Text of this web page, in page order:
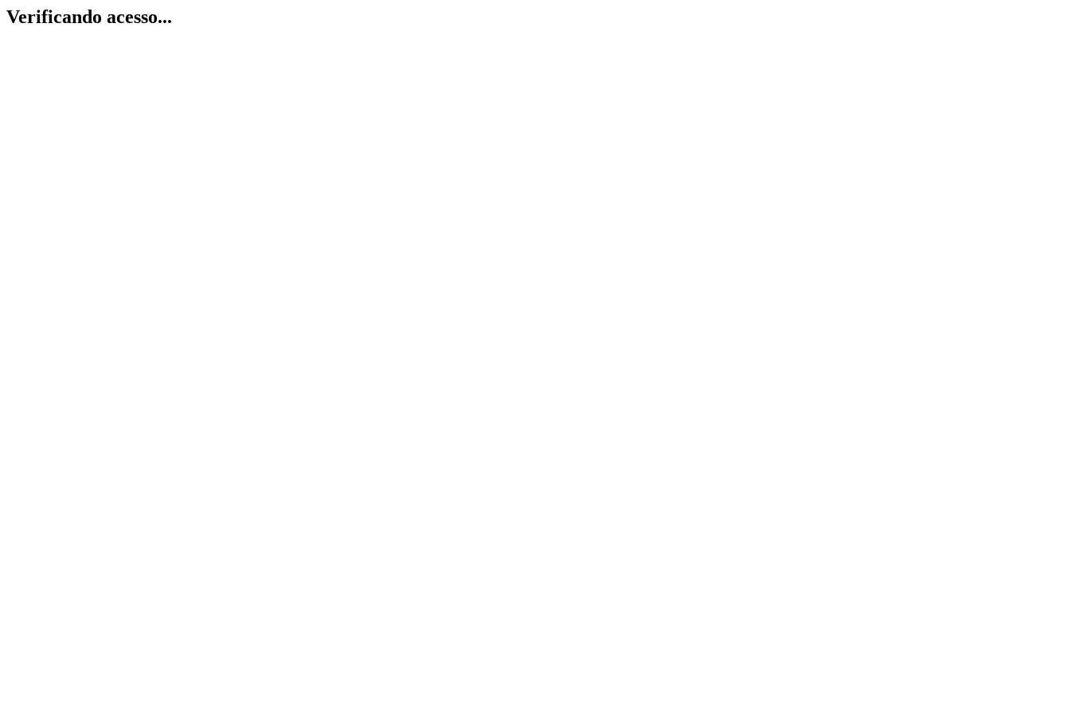
Verificando acesso...